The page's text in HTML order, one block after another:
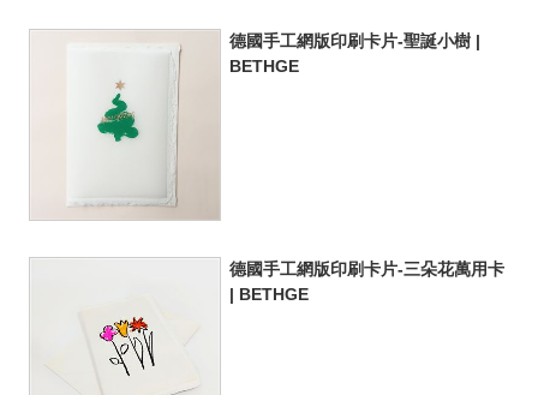
德國手工網版印刷卡片-聖誕小樹 |
BETHGE
德國手工網版印刷卡片-三朵花萬用卡
| BETHGE